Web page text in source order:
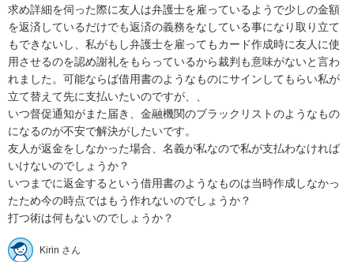
求め詳細を伺った際に友人は弁護士を雇っているようで少しの金額
を返済しているだけでも返済の義務をなしている事になり取り立て
もできないし、私がもし弁護士を雇ってもカード作成時に友人に使
用させるのを認め謝礼をもらっているから裁判も意味がないと言わ
れました。可能ならば借用書のようなものにサインしてもらい私が
立て替えて先に支払いたいのですが、、
いつ督促通知がまた届き、金融機関のブラックリストのようなもの
になるのが不安で解決がしたいです。
友人が返金をしなかった場合、名義が私なので私が支払わなければ
いけないのでしょうか？
いつまでに返金するという借用書のようなものは当時作成しなかっ
たため今の時点ではもう作れないのでしょうか？
打つ術は何もないのでしょうか？
Kirin さん